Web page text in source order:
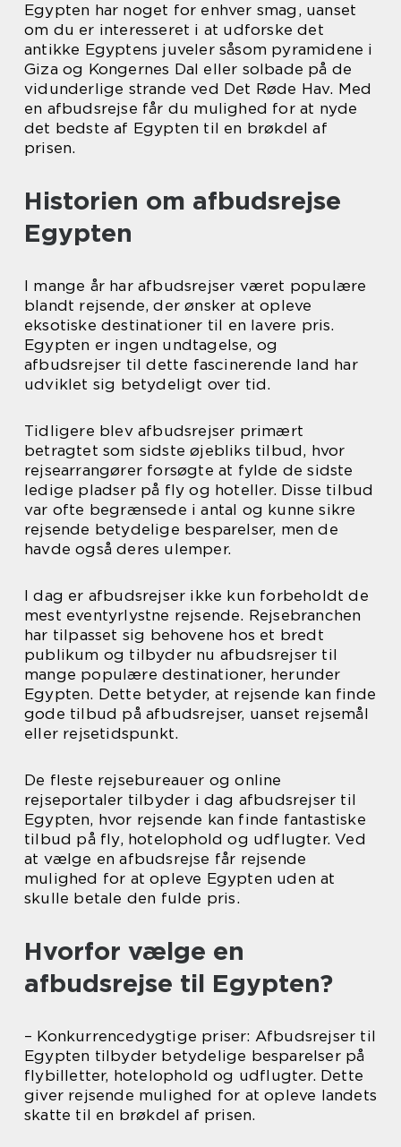
Egypten har noget for enhver smag, uanset
om du er interesseret i at udforske det
antikke Egyptens juveler såsom pyramidene i
Giza og Kongernes Dal eller solbade på de
vidunderlige strande ved Det Røde Hav. Med
en afbudsrejse får du mulighed for at nyde
det bedste af Egypten til en brøkdel af
prisen.
Historien om afbudsrejse
Egypten
I mange år har afbudsrejser været populære
blandt rejsende, der ønsker at opleve
eksotiske destinationer til en lavere pris.
Egypten er ingen undtagelse, og
afbudsrejser til dette fascinerende land har
udviklet sig betydeligt over tid.
Tidligere blev afbudsrejser primært
betragtet som sidste øjebliks tilbud, hvor
rejsearrangører forsøgte at fylde de sidste
ledige pladser på fly og hoteller. Disse tilbud
var ofte begrænsede i antal og kunne sikre
rejsende betydelige besparelser, men de
havde også deres ulemper.
I dag er afbudsrejser ikke kun forbeholdt de
mest eventyrlystne rejsende. Rejsebranchen
har tilpasset sig behovene hos et bredt
publikum og tilbyder nu afbudsrejser til
mange populære destinationer, herunder
Egypten. Dette betyder, at rejsende kan finde
gode tilbud på afbudsrejser, uanset rejsemål
eller rejsetidspunkt.
De fleste rejsebureauer og online
rejseportaler tilbyder i dag afbudsrejser til
Egypten, hvor rejsende kan finde fantastiske
tilbud på fly, hotelophold og udflugter. Ved
at vælge en afbudsrejse får rejsende
mulighed for at opleve Egypten uden at
skulle betale den fulde pris.
Hvorfor vælge en
afbudsrejse til Egypten?
– Konkurrencedygtige priser: Afbudsrejser til
Egypten tilbyder betydelige besparelser på
flybilletter, hotelophold og udflugter. Dette
giver rejsende mulighed for at opleve landets
skatte til en brøkdel af prisen.